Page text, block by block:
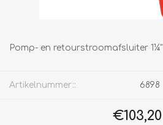
Pomp- en retourstroomafsluiter 1¼"
Artikelnummer:: 6898
€103,20